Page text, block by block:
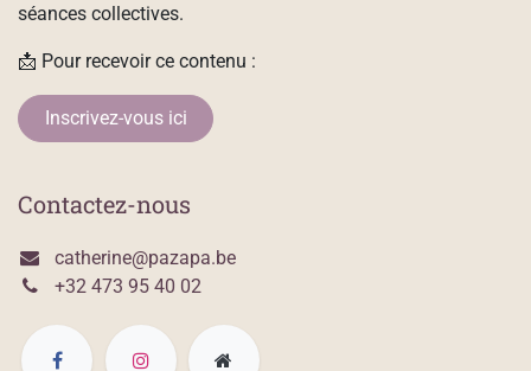
séances collectives.
📩 Pour recevoir ce contenu :
Inscrivez-vous ici
Contactez-nous
catherine@pazapa.be
+32 473 95 40 02